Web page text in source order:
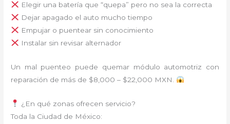
Elegir una batería que “quepa” pero no sea la correcta
Dejar apagado el auto mucho tiempo
Empujar o puentear sin conocimiento
Instalar sin revisar alternador
Un mal puenteo puede quemar módulo automotriz con
reparación de más de $8,000 – $22,000 MXN.
¿En qué zonas ofrecen servicio?
Toda la Ciudad de México: